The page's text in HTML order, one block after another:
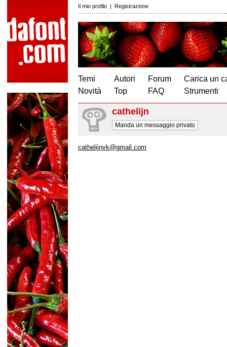
Il mio profilo | Registrazione
Temi
Novità
Autori
Top
Forum
FAQ
Carica un
Strumenti
cathelijn
Manda un messaggio privato
cathelijnvk@gmail.com